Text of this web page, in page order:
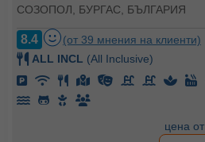
СОЗОПОЛ, БУРГАС, БЪЛГАРИЯ
8.4
(от 39 мнения на клиенти)
ALL INCL (All Inclusive)
цена от